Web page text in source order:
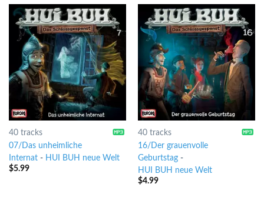
40 tracks
07/Das unheimliche
Internat- HUI BUH neue Welt
$5.99
40 tracks
16/Der grauenvolle
Geburtstag-
HUI BUH neue Welt
$4.99